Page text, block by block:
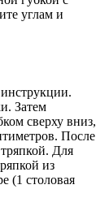
углам и
Затем
сверху вниз,
После
Для
из
(1 столовая